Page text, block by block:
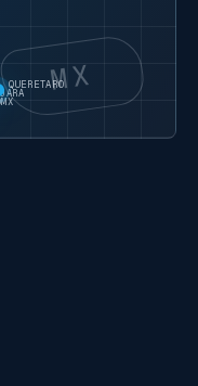
MX
QUERETARO